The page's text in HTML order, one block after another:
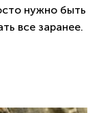
нужно быть
все заранее.